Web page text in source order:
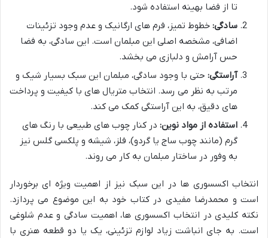
تا از فضا بهینه استفاده شود.
سادگی: خطوط تمیز، فرم های ارگانیک و عدم وجود تزئینات
اضافی، مشخصه اصلی این مبلمان است. این سادگی، به فضا
حس آرامش و دلبازی می بخشد.
آراستگی: حتی با وجود سادگی، مبلمان این سبک بسیار شیک و
مرتب به نظر می رسد. انتخاب متریال های با کیفیت و پرداخت
های دقیق، به این آراستگی کمک می کند.
استفاده از مواد نوین: در کنار چوب های طبیعی با رنگ های
گرم (مانند چوب ساج یا گردو)، فلز، شیشه و پلکسی گلس نیز
به وفور در ساختار مبلمان به کار می روند.
انتخاب اکسسوری ها در این سبک نیز از اهمیت ویژه ای برخوردار
است و محمدرضا مفیدی در کتاب خود به این موضوع می پردازد.
نکته کلیدی در انتخاب اکسسوری ها، اهمیت سادگی و عدم شلوغی
است. به جای انباشت زیاد لوازم تزئینی، یک یا دو قطعه هنری با